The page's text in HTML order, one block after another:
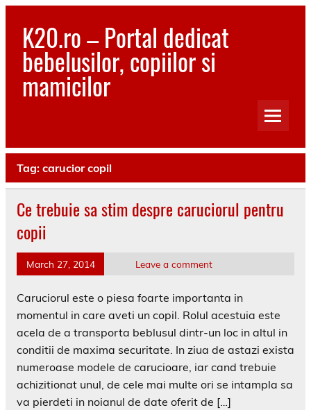
Skip
contentK20.ro – Portal dedicat
bebelusilor, copiilor si
mamicilor
Tag: carucior copil
Ce trebuie sa stim despre caruciorul pentru
copii
March 27, 2014 Leave a comment
Caruciorul este o piesa foarte importanta in
momentul in care aveti un copil. Rolul acestuia este
acela de a transporta beblusul dintr-un loc in altul in
conditii de maxima securitate. In ziua de astazi exista
numeroase modele de carucioare, iar cand trebuie
achizitionat unul, de cele mai multe ori se intampla sa
va pierdeti in noianul de date oferit de […]